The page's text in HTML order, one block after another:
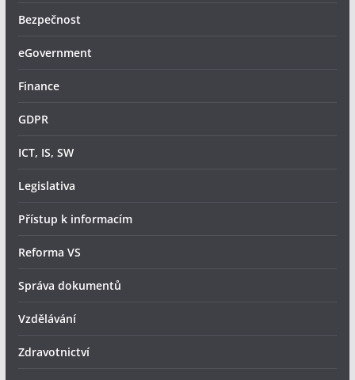
Bezpečnost
eGovernment
Finance
GDPR
ICT, IS, SW
Legislativa
Přístup k informacím
Reforma VS
Správa dokumentů
Vzdělávání
Zdravotnictví